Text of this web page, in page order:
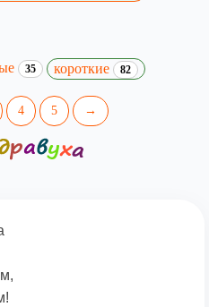
35 короткие 82
4 5 →